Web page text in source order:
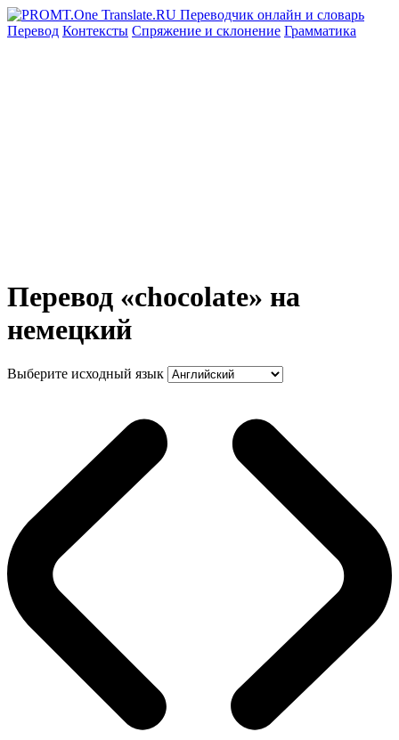
Перевод Контексты Спряжение и склонение Грамматика
Перевод «chocolate» на
немецкий
Выберите исходный язык